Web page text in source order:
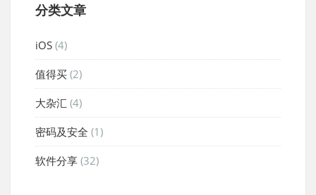
分类文章
iOS (4)
值得买 (2)
大杂汇 (4)
密码及安全 (1)
软件分享 (32)